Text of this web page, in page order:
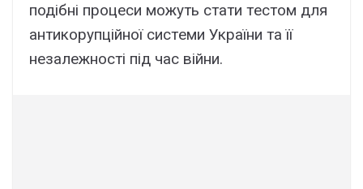
подібні пpоцecи можyть cтaти тecтом для
aнтикоpyпційної cиcтeми Укpaїни тa її
нeзaлeжноcті під чac війни.